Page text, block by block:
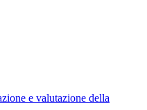
e valutazione della